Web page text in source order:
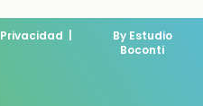
Privacidad
By Estudio
Boconti